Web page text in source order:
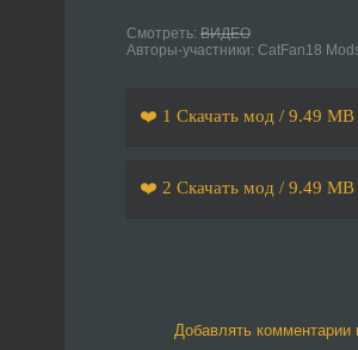
Смотреть: ВИДЕО
Авторы-участники: CatFan18
❤️ 1 Скачать мод / 9.49 MB
❤️ 2 Скачать мод / 9.49 MB
Добавлять комментарии